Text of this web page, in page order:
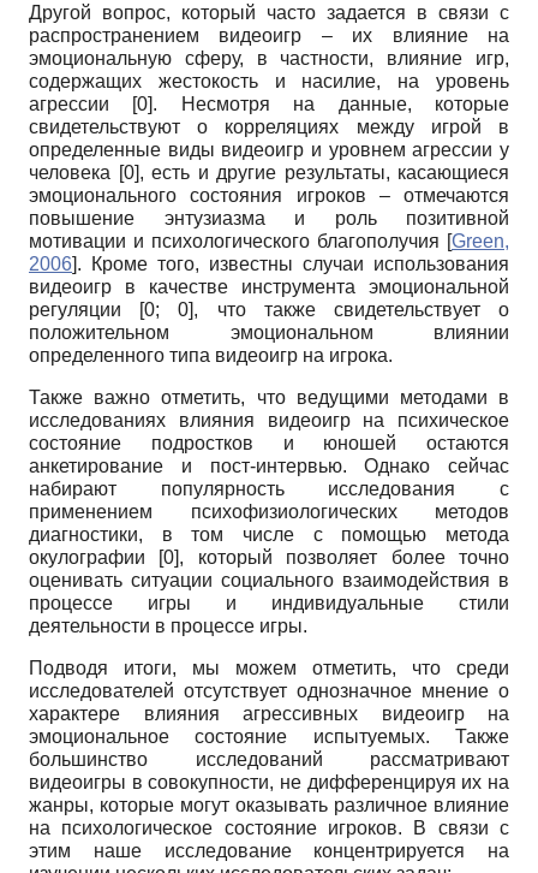
Другой вопрос, который часто задается в связи с
распространением видеоигр – их влияние на
эмоциональную сферу, в частности, влияние игр,
содержащих жестокость и насилие, на уровень
агрессии [0]. Несмотря на данные, которые
свидетельствуют о корреляциях между игрой в
определенные виды видеоигр и уровнем агрессии у
человека [0], есть и другие результаты, касающиеся
эмоционального состояния игроков – отмечаются
повышение энтузиазма и роль позитивной
мотивации и психологического благополучия [Green,
2006]. Кроме того, известны случаи использования
видеоигр в качестве инструмента эмоциональной
регуляции [0;0], что также свидетельствует о
положительном эмоциональном влиянии
определенного типа видеоигр на игрока.
Также важно отметить, что ведущими методами в
исследованиях влияния видеоигр на психическое
состояние подростков и юношей остаются
анкетирование и пост-интервью. Однако сейчас
набирают популярность исследования с
применением психофизиологических методов
диагностики, в том числе с помощью метода
окулографии [0], который позволяет более точно
оценивать ситуации социального взаимодействия в
процессе игры и индивидуальные стили
деятельности в процессе игры.
Подводя итоги, мы можем отметить, что среди
исследователей отсутствует однозначное мнение о
характере влияния агрессивных видеоигр на
эмоциональное состояние испытуемых. Также
большинство исследований рассматривают
видеоигры в совокупности, не дифференцируя их на
жанры, которые могут оказывать различное влияние
на психологическое состояние игроков. В связи с
этим наше исследование концентрируется на